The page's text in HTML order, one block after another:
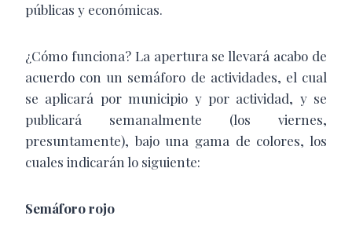
públicas y económicas.
¿Cómo funciona? La apertura se llevará acabo de
acuerdo con un semáforo de actividades, el cual
se aplicará por municipio y por actividad, y se
publicará semanalmente (los viernes,
presuntamente), bajo una gama de colores, los
cuales indicarán lo siguiente:
Semáforo rojo